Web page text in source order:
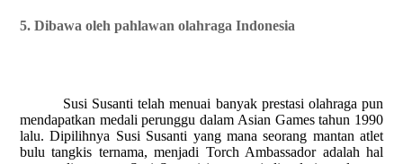
5. Dibawa oleh pahlawan olahraga Indonesia
Susi Susanti telah menuai banyak prestasi olahraga pun
mendapatkan medali perunggu dalam Asian Games tahun 1990
lalu. Dipilihnya Susi Susanti yang mana seorang mantan atlet
bulu tangkis ternama, menjadi Torch Ambassador adalah hal